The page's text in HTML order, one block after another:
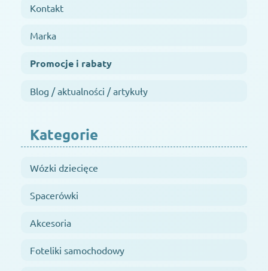
Kontakt
Marka
Promocje i rabaty
Blog / aktualności / artykuły
Kategorie
Wózki dziecięce
Spacerówki
Akcesoria
Foteliki samochodowy